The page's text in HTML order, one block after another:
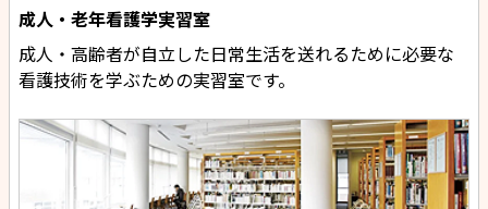
成人・老年看護学実習室
成人・高齢者が自立した日常生活を送れるために必要な
看護技術を学ぶための実習室です。